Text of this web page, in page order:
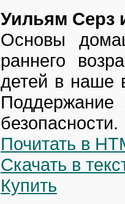
Уильям Серз
Основы
раннего
детей в наше
Поддержание
безопасности.
Почитать в
Скачать в
Купить